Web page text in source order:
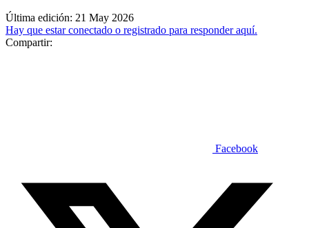
Última edición: 21 May 2026
Hay que estar conectado o registrado para responder aquí.
Compartir:
Facebook